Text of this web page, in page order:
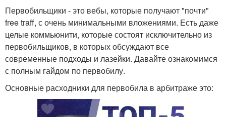
Первобильщики - это вебы, которые получают "почти"
free traff, с очень минимальными вложениями. Есть даже
целые коммьюнити, которые состоят исключительно из
первобильщиков, в которых обсуждают все
современные подходы и лазейки. Давайте ознакомимся
с полным гайдом по первобилу.
Основные расходники для первобила в арбитраже это: